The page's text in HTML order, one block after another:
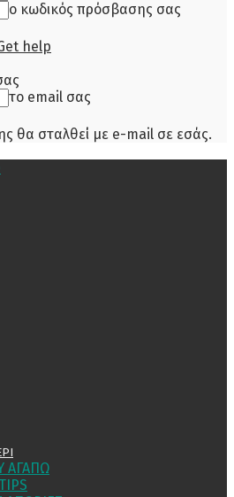
ο κωδικός πρόσβασης σας
help
το email σας
θα σταλθεί με e-mail σε εσάς.
ΑΓΑΠΩ